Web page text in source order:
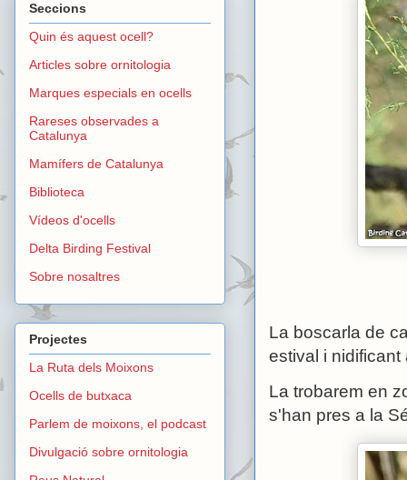
La boscarla de
estival i nidificant
La trobarem en
s'han pres a la
Seccions
Quin és aquest ocell?
Articles sobre ornitologia
Marques especials en ocells
Rareses observades a
Catalunya
Mamífers de Catalunya
Biblioteca
Vídeos d'ocells
Delta Birding Festival
Sobre nosaltres
Projectes
La Ruta dels Moixons
Ocells de butxaca
Parlem de moixons, el podcast
Divulgació sobre ornitologia